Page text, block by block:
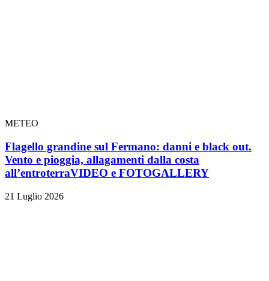
METEO
Flagello grandine sul Fermano: danni e black out.
Vento e pioggia, allagamenti dalla costa
all’entroterraVIDEO e FOTOGALLERY
21 Luglio 2026